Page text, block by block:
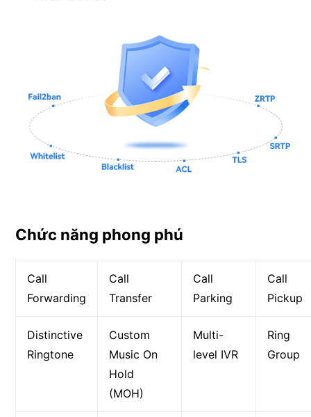
Chức năng phong phú
Call
Forwarding
Call
Transfer
Call
Parking
Call
Pickup
Distinctive
Ringtone
Custom
Music On
Hold
(MOH)
Multi-
level IVR
Ring
Group